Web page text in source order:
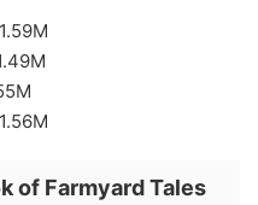
of Farmyard Tales